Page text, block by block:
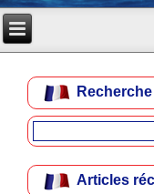
Recherche
Articles